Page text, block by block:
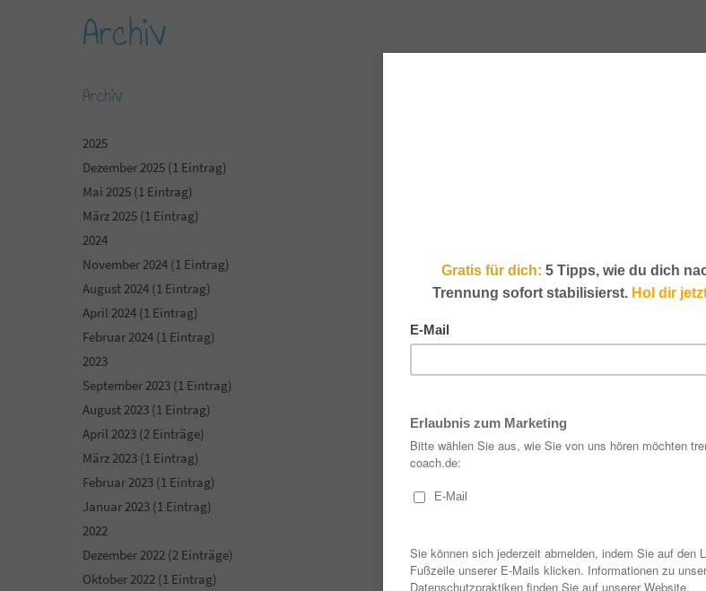
Archiv
Archiv
2025
Dezember 2025 (1 Eintrag)
Mai 2025 (1 Eintrag)
März 2025 (1 Eintrag)
2024
November 2024 (1 Eintrag)
August 2024 (1 Eintrag)
April 2024 (1 Eintrag)
Februar 2024 (1 Eintrag)
2023
September 2023 (1 Eintrag)
August 2023 (1 Eintrag)
April 2023 (2 Einträge)
März 2023 (1 Eintrag)
Februar 2023 (1 Eintrag)
Januar 2023 (1 Eintrag)
2022
Dezember 2022 (2 Einträge)
Oktober 2022 (1 Eintrag)